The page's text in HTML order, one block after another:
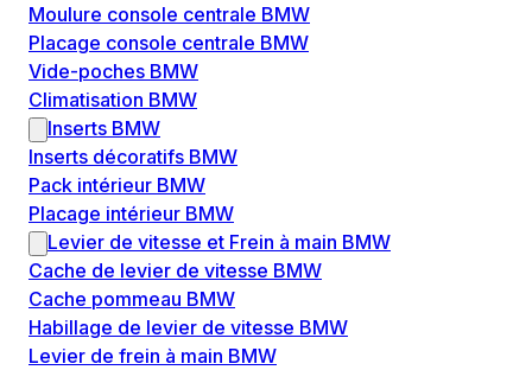
Moulure console centrale BMW
Placage console centrale BMW
Vide-poches BMW
Climatisation BMW
Inserts BMW
Inserts décoratifs BMW
Pack intérieur BMW
Placage intérieur BMW
Levier de vitesse et Frein à main BMW
Cache de levier de vitesse BMW
Cache pommeau BMW
Habillage de levier de vitesse BMW
Levier de frein à main BMW